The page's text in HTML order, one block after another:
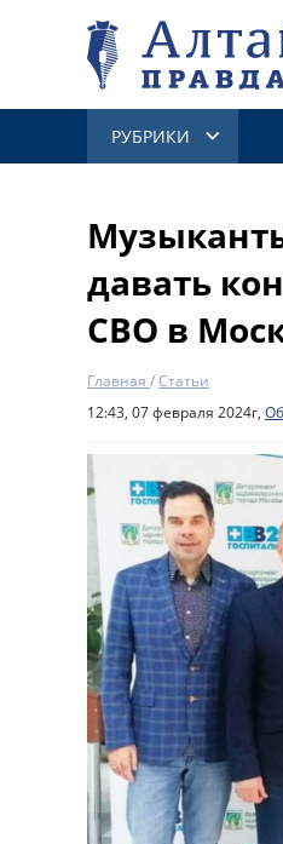
РУБРИКИ
давать
СВО в
Главная /Статьи
12:43, 07 февраля 2024г,